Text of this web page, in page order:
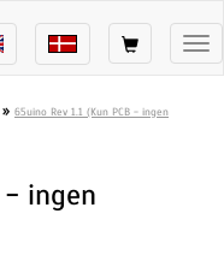
» 65uino Rev 1.1 (Kun PCB - ingen
- ingen